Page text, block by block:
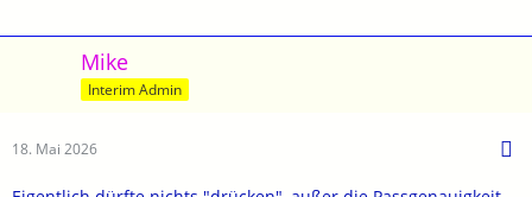
Mike
Interim Admin
18. Mai 2026